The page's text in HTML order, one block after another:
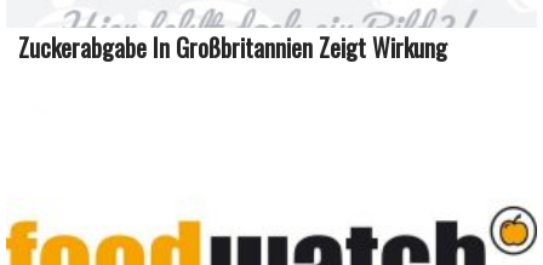
Zuckerabgabe In Großbritannien Zeigt Wirkung